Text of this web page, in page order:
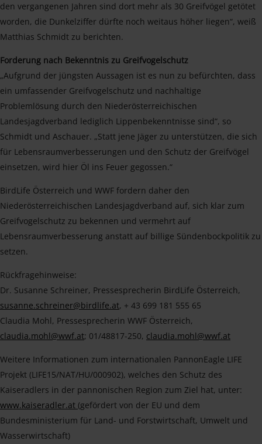
den vergangenen Jahren sind dort mehr als 30 Greifvögel getötet
worden, die Dunkelziffer dürfte noch weitaus höher liegen“, weiß
Matthias Schmidt zu berichten.
Forderung nach Bekenntnis zu Greifvogelschutz
„Aufgrund der jüngsten Aussagen ist es nun zu befürchten, dass
ein umfassender Greifvogelschutz und nachhaltige
Problemlösung durch den Niederösterreichischen
Landesjagdverband lediglich Lippenbekenntnisse sind“, so
Schmidt und Aschauer. „Statt jene Jäger zu unterstützen, die sich
für Lebensraumverbesserungen und den Schutz der Greifvögel
einsetzen, wird hier Öl ins Feuer gegossen.“
BirdLife Österreich und WWF fordern daher den
Niederösterreichischen Landesjagdverband auf, sich klar zum
Greifvogelschutz zu bekennen und vermehrt auf
Lebensraumverbesserung anstatt auf billige Sündenbockpolitik zu
setzen.
Rückfragehinweise:
Dr. Susanne Schreiner, Pressesprecherin BirdLife Österreich,
susanne.schreiner@birdlife.at, + 43 699 181 555 65
Claudia Mohl, Pressesprecherin WWF Österreich,
claudia.mohl@wwf.at; 01/48817-250, claudia.mohl@wwf.at
Weitere Informationen zum internationalen PannonEagle LIFE
Projekt (LIFE15/NAT/HU/000902), welches den Schutz des
Kaiseradlers in der pannonischen Region zum Ziel hat, unter:
www.kaiseradler.at (gefördert von der EU und dem
Bundesministerium für Land- und Forstwirtschaft, Umwelt und
Wasserwirtschaft)